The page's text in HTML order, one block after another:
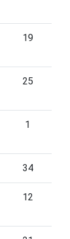
19
25
1
34
12